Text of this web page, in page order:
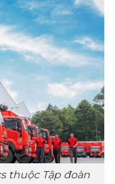
thuộc Tập đoàn